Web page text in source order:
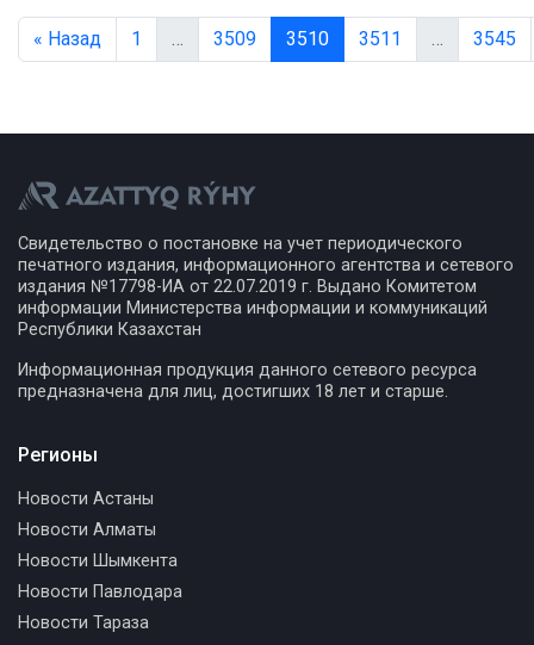
« Назад 1 3509 3510 3511 3545
Свидетельство о постановке на учет периодического
печатного издания, информационного агентства и сетевого
издания №17798-ИА от 22.07.2019 г. Выдано Комитетом
информации Министерства информации и коммуникаций
Республики Казахстан
Информационная продукция данного сетевого ресурса
предназначена для лиц, достигших 18 лет и старше.
Регионы
Новости Астаны
Новости Алматы
Новости Шымкента
Новости Павлодара
Новости Тараза